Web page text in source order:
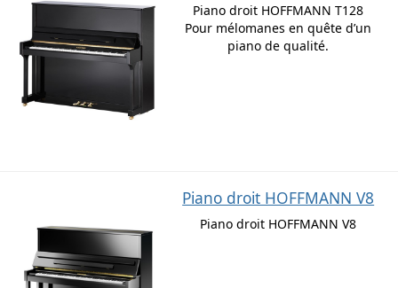
Piano droit HOFFMANN T128
Pour mélomanes en quête d’un
piano de qualité.
Piano droit HOFFMANN V8
Piano droit HOFFMANN V8